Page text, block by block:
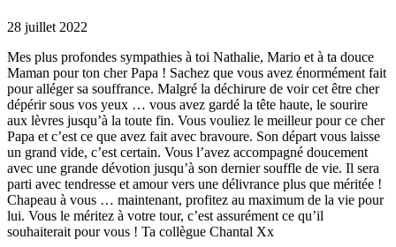
28 juillet 2022
Mes plus profondes sympathies à toi Nathalie, Mario et à ta douce
Maman pour ton cher Papa ! Sachez que vous avez énormément fait
pour alléger sa souffrance. Malgré la déchirure de voir cet être cher
dépérir sous vos yeux … vous avez gardé la tête haute, le sourire
aux lèvres jusqu’à la toute fin. Vous vouliez le meilleur pour ce cher
Papa et c’est ce que avez fait avec bravoure. Son départ vous laisse
un grand vide, c’est certain. Vous l’avez accompagné doucement
avec une grande dévotion jusqu’à son dernier souffle de vie. Il sera
parti avec tendresse et amour vers une délivrance plus que méritée !
Chapeau à vous … maintenant, profitez au maximum de la vie pour
lui. Vous le méritez à votre tour, c’est assurément ce qu’il
souhaiterait pour vous ! Ta collègue Chantal Xx